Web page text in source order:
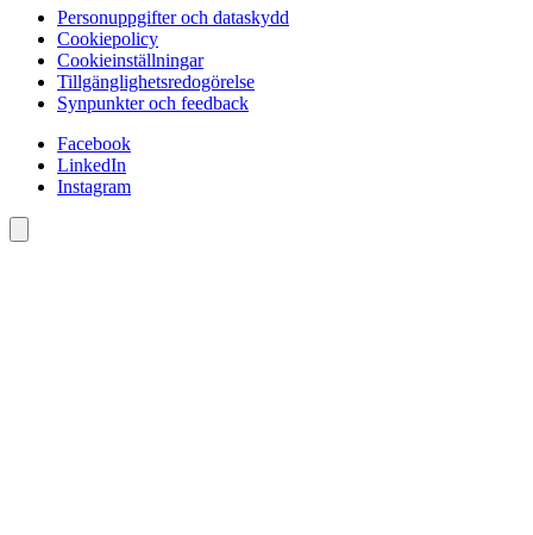
Personuppgifter och dataskydd
Cookiepolicy
Cookieinställningar
Tillgänglighetsredogörelse
Synpunkter och feedback
Facebook
LinkedIn
Instagram